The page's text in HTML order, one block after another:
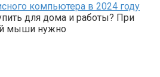
компьютера в 2024 году
для дома и работы? При
мыши нужно